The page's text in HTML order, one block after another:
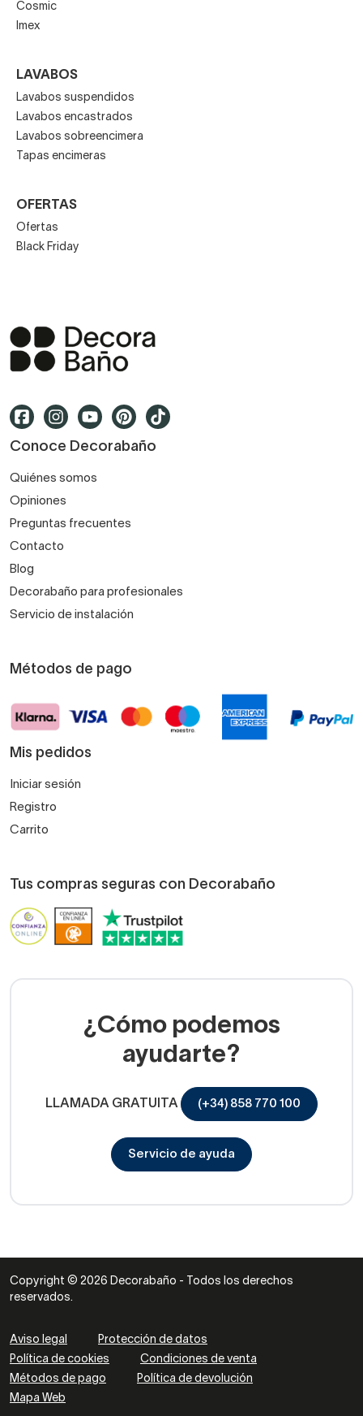
Cosmic
Imex
LAVABOS
Lavabos suspendidos
Lavabos encastrados
Lavabos sobreencimera
Tapas encimeras
OFERTAS
Ofertas
Black Friday
Conoce Decorabaño
Quiénes somos
Opiniones
Preguntas frecuentes
Contacto
Blog
Decorabaño para profesionales
Servicio de instalación
Métodos de pago
Mis pedidos
Iniciar sesión
Registro
Carrito
Tus compras seguras con Decorabaño
¿Cómo podemos
ayudarte?
LLAMADA GRATUITA (+34) 858 770 100
Servicio de ayuda
Copyright © 2026 Decorabaño - Todos los derechos
reservados.
Aviso legal
Protección de datos
Política de cookies
Condiciones de venta
Métodos de pago
Política de devolución
Mapa Web